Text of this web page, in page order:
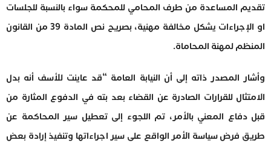
تقديم المساعدة من طرف المحامي للمحكمة سواء بالنسبة للجلسات
او الإجراءات يشكل مخالفة مهنية، بصريح نص المادة 39 من القانون
المنظم لمهنة المحاماة.
وأشار المصدر ذاته إلى أن النيابة العامة “قد عاينت للأسف أنه بدل
الامتثال للقرارات الصادرة عن القضاء بعد بته في الدفوع المثارة من
قبل دفاع المعني بالأمر، تم اللجوء إلى تعطيل سير المحاكمة عن
طريق فرض سياسة الأمر الواقع على سير اجراءاتها وتنفيذ إرادة بعض